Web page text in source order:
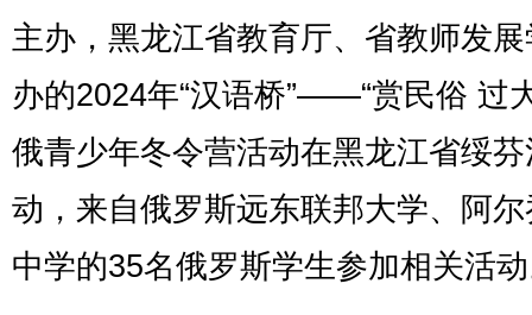
主办，黑龙江省教育厅、省教师发
办的2024年“汉语桥”——“赏民俗 过
俄青少年冬令营活动在黑龙江省绥
动，来自俄罗斯远东联邦大学、阿
中学的35名俄罗斯学生参加相关活